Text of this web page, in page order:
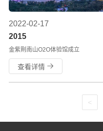
2022-02-17
2015
金紫荆南山O2O体验馆成立
查看详情